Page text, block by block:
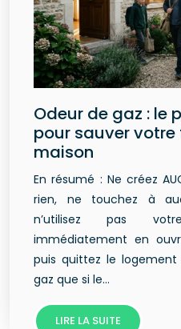
Odeur de gaz : le
pour sauver
maison
En résumé : Ne créez
rien, ne touchez à
n’utilisez pas
immédiatement en
puis quittez le logement
gaz que si le…
LIRE LA SUITE